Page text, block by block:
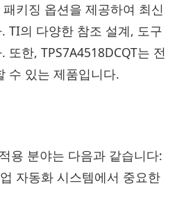
키징 옵션을 제공하여 최신
TI의 다양한 참조 설계, 도구
한, TPS7A4518DCQT는 전
수 있는 제품입니다.
용 분야는 다음과 같습니다:
자동화 시스템에서 중요한